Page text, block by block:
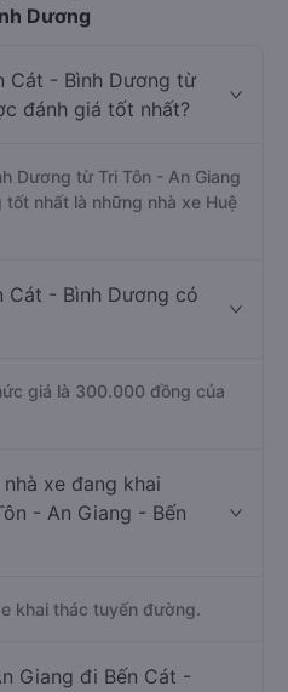
Dương
Cát - Bình Dương từ
đánh giá tốt nhất?
Dương từ Tri Tôn - An Giang
nhất là những nhà xe Huệ
Cát - Bình Dương có
giá là 300.000 đồng của
xe đang khai
- An Giang - Bến
khai thác tuyến đường.
Giang đi Bến Cát -